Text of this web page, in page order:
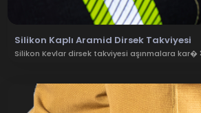
Silikon Kaplı Aramid Dirsek Takviyesi
Silikon Kevlar dirsek takviyesi aşınmalara kar�